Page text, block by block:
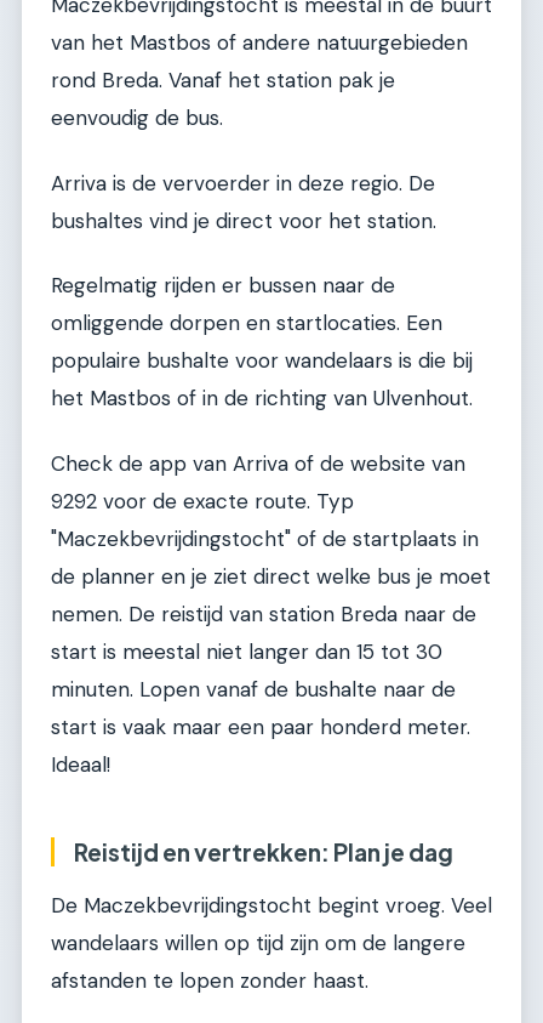
Maczekbevrijdingstocht is meestal in de buurt
van het Mastbos of andere natuurgebieden
rond Breda. Vanaf het station pak je
eenvoudig de bus.
Arriva is de vervoerder in deze regio. De
bushaltes vind je direct voor het station.
Regelmatig rijden er bussen naar de
omliggende dorpen en startlocaties. Een
populaire bushalte voor wandelaars is die bij
het Mastbos of in de richting van Ulvenhout.
Check de app van Arriva of de website van
9292 voor de exacte route. Typ
"Maczekbevrijdingstocht" of de startplaats in
de planner en je ziet direct welke bus je moet
nemen. De reistijd van station Breda naar de
start is meestal niet langer dan 15 tot 30
minuten. Lopen vanaf de bushalte naar de
start is vaak maar een paar honderd meter.
Ideaal!
Reistijd en vertrekken: Plan je dag
De Maczekbevrijdingstocht begint vroeg. Veel
wandelaars willen op tijd zijn om de langere
afstanden te lopen zonder haast.